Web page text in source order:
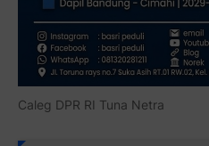
Caleg DPR RI Tuna Netra